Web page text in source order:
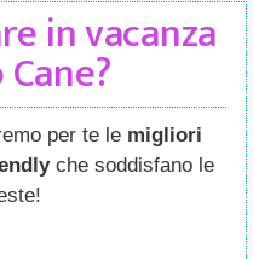
in vacanza
per te le migliori
che soddisfano le